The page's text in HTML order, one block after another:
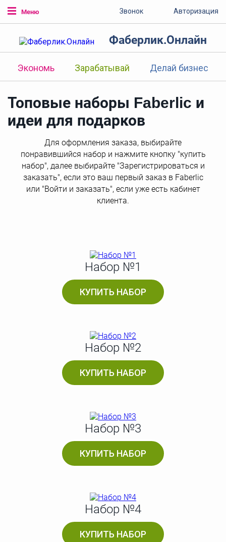
Меню Звонок Авторизация
Фаберлик.Онлайн
Экономь Зарабатывай Делай бизнес
Топовые наборы Faberlic и
идеи для подарков
Для оформления заказа, выбирайте
понравившийся набор и нажмите кнопку "купить
набор", далее выбирайте "Зарегистрироваться и
заказать", если это ваш первый заказ в Faberlic
или "Войти и заказать", если уже есть кабинет
клиента.
Набор №1
КУПИТЬ НАБОР
Набор №2
КУПИТЬ НАБОР
Набор №3
КУПИТЬ НАБОР
Набор №4
КУПИТЬ НАБОР